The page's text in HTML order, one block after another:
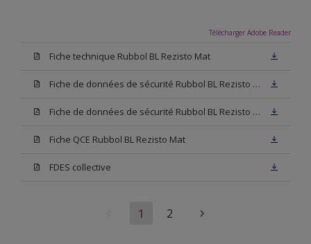
Télécharger Adobe Reader
Fiche technique Rubbol BL Rezisto Mat
Fiche de données de sécurité Rubbol BL Rezisto Mat Base W05
Fiche de données de sécurité Rubbol BL Rezisto Mat Base N00
Fiche QCE Rubbol BL Rezisto Mat
FDES collective
1 2